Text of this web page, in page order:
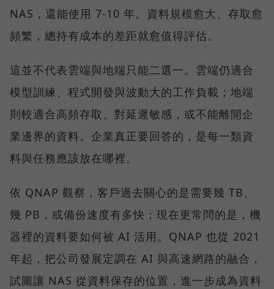
NAS，還能使用 7-10 年。資料規模愈大、存取愈
頻繁，總持有成本的差距就愈值得評估。
這並不代表雲端與地端只能二選一。雲端仍適合
模型訓練、程式開發與波動大的工作負載；地端
則較適合高頻存取、對延遲敏感，或不能離開企
業邊界的資料。企業真正要回答的，是每一類資
料與任務應該放在哪裡。
依 QNAP 觀察，客戶過去關心的是需要幾 TB、
幾 PB，或備份速度有多快；現在更常問的是，機
器裡的資料要如何被 AI 活用。QNAP 也從 2021
年起，把公司發展定調在 AI 與高速網路的融合，
試圖讓 NAS 從資料保存的位置，進一步成為資料